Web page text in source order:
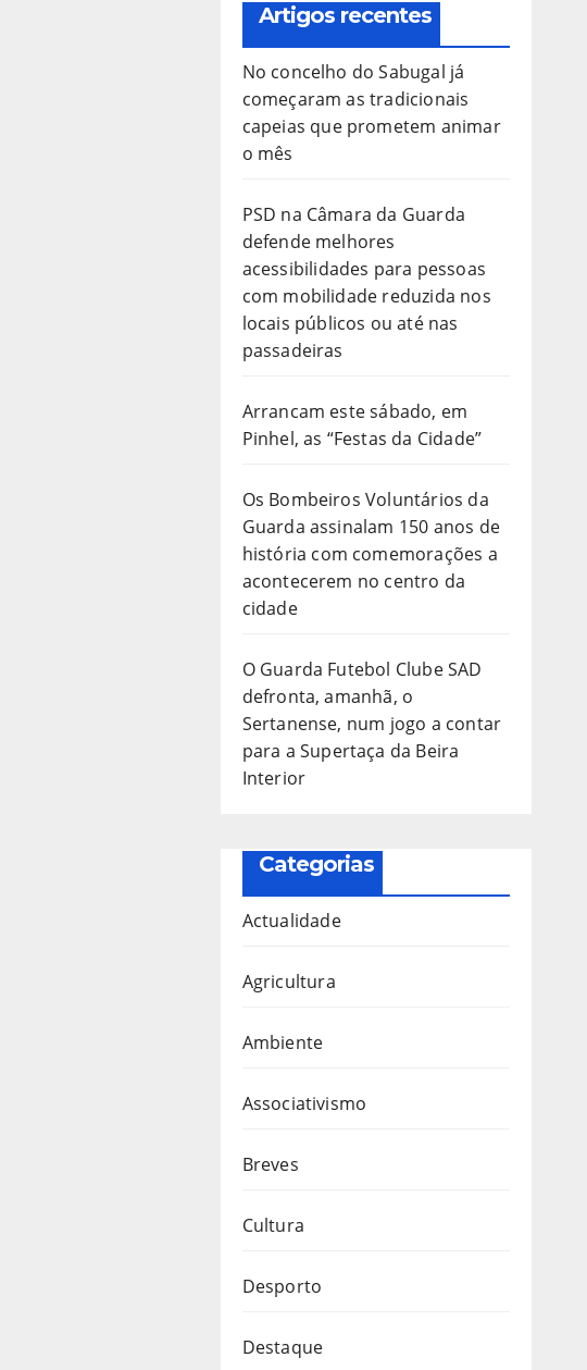
Artigos recentes
No concelho do Sabugal já
começaram as tradicionais
capeias que prometem animar
o mês
PSD na Câmara da Guarda
defende melhores
acessibilidades para pessoas
com mobilidade reduzida nos
locais públicos ou até nas
passadeiras
Arrancam este sábado, em
Pinhel, as “Festas da Cidade”
Os Bombeiros Voluntários da
Guarda assinalam 150 anos de
história com comemorações a
acontecerem no centro da
cidade
O Guarda Futebol Clube SAD
defronta, amanhã, o
Sertanense, num jogo a contar
para a Supertaça da Beira
Interior
Categorias
Actualidade
Agricultura
Ambiente
Associativismo
Breves
Cultura
Desporto
Destaque